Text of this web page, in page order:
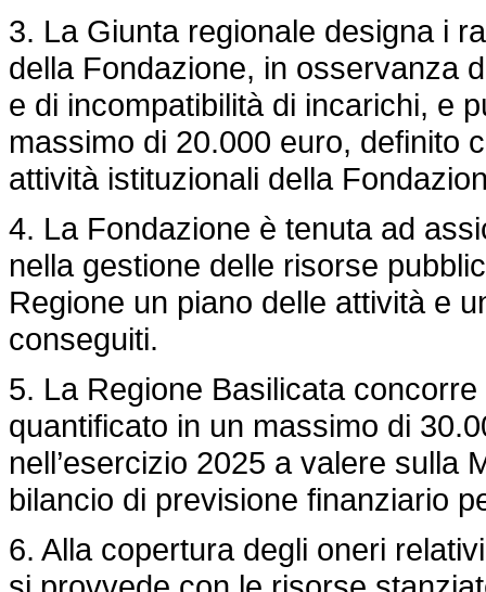
3. La Giunta regionale designa i
della Fondazione, in osservanza
e di incompatibilità di incarichi, e
massimo di 20.000 euro, definito
attività istituzionali della
4. La Fondazione è tenuta ad
nella gestione delle risorse
Regione un piano delle attività e
conseguiti.
5. La Regione Basilicata
quantificato in un massimo di
nell’esercizio 2025 a valere sulla
bilancio di previsione finanziario
6. Alla copertura degli oneri